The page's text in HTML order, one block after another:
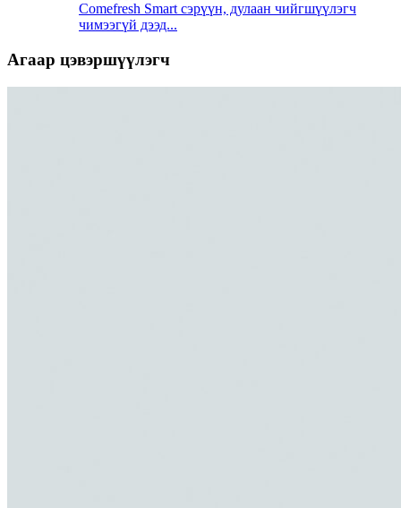
Comefresh Smart сэрүүн, дулаан чийгшүүлэгч
чимээгүй дээд...
Агаар цэвэршүүлэгч